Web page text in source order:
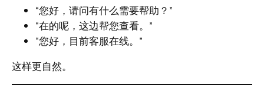
“您好，请问有什么需要帮助？”
“在的呢，这边帮您查看。”
“您好，目前客服在线。”
这样更自然。